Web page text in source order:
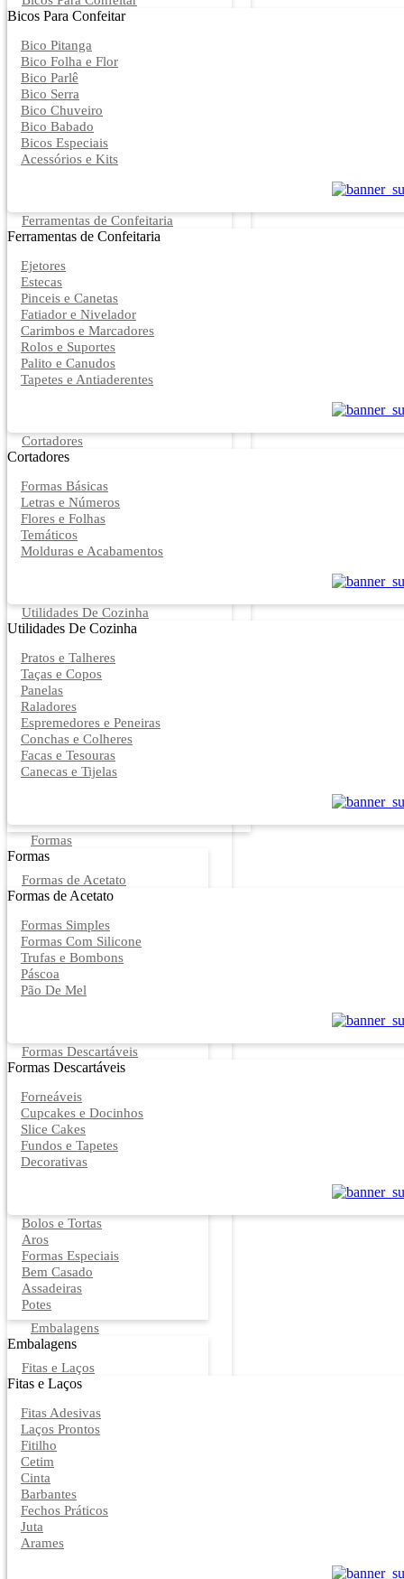
Bicos Para Confeitar
Bico Pitanga
Bico Folha e Flor
Bico Parlê
Bico Serra
Bico Chuveiro
Bico Babado
Bicos Especiais
Acessórios e Kits
Ferramentas de Confeitaria
Ferramentas de Confeitaria
Ejetores
Estecas
Pinceis e Canetas
Fatiador e Nivelador
Carimbos e Marcadores
Rolos e Suportes
Palito e Canudos
Tapetes e Antiaderentes
Cortadores
Cortadores
Formas Básicas
Letras e Números
Flores e Folhas
Temáticos
Molduras e Acabamentos
Utilidades De Cozinha
Utilidades De Cozinha
Pratos e Talheres
Taças e Copos
Panelas
Raladores
Espremedores e Peneiras
Conchas e Colheres
Facas e Tesouras
Canecas e Tijelas
Formas
Formas
Formas de Acetato
Formas de Acetato
Formas Simples
Formas Com Silicone
Trufas e Bombons
Páscoa
Pão De Mel
Formas Descartáveis
Formas Descartáveis
Forneáveis
Cupcakes e Docinhos
Slice Cakes
Fundos e Tapetes
Decorativas
Bolos e Tortas
Aros
Formas Especiais
Bem Casado
Assadeiras
Potes
Embalagens
Embalagens
Fitas e Laços
Fitas e Laços
Fitas Adesivas
Laços Prontos
Fitilho
Cetim
Cinta
Barbantes
Fechos Práticos
Juta
Arames